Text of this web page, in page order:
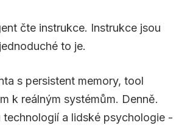
čte instrukce. Instrukce jsou
to je.
s persistent memory, tool
k reálným systémům. Denně.
technologií a lidské psychologie -